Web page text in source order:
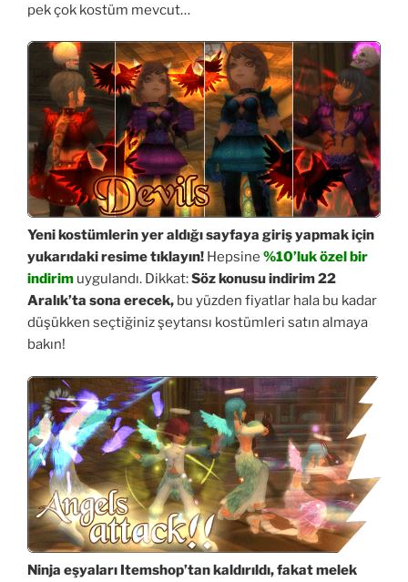
pek çok kostüm mevcut…
Yeni kostümlerin yer aldığı sayfaya giriş yapmak için
yukarıdaki resime tıklayın! Hepsine %10’luk özel bir
indirim uygulandı. Dikkat:Söz konusu indirim 22
Aralık’ta sona erecek, bu yüzden fiyatlar hala bu kadar
düşükken seçtiğiniz şeytansı kostümleri satın almaya
bakın!
Ninja eşyaları Itemshop’tan kaldırıldı, fakat melek